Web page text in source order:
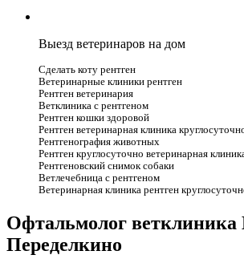
Выезд ветеринаров на дом
Сделать коту рентген
Ветеринарные клиники рентген
Рентген ветеринария
Ветклиника с рентгеном
Рентген кошки здоровой
Рентген ветеринарная клиника
Рентгенография животных
Рентген круглосуточно ветеринарная
Рентгеновский снимок собаки
Ветлечебница с рентгеном
Ветеринарная клиника рентген
Офтальмолог ветклиника
Переделкино